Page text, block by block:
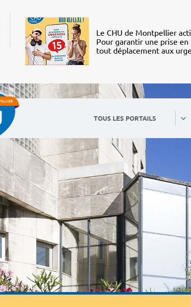
Le CHU de Montpellier
Pour garantir une prise en
tout déplacement aux
TOUS LES PORTAILS